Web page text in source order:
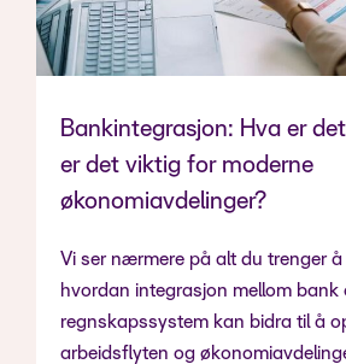
Bankintegrasjon: Hva er
er det viktig for moderne
økonomiavdelinger?
Vi ser nærmere på alt du trenger å
hvordan integrasjon mellom bank
regnskapssystem kan bidra til å
arbeidsflyten og